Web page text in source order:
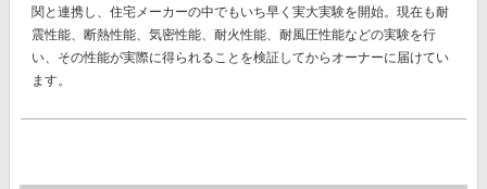
関と連携し、住宅メーカーの中でもいち早く実大実験を開始。現在も耐
震性能、断熱性能、気密性能、耐火性能、耐風圧性能などの実験を行
い、その性能が実際に得られることを検証してからオーナーに届けてい
ます。